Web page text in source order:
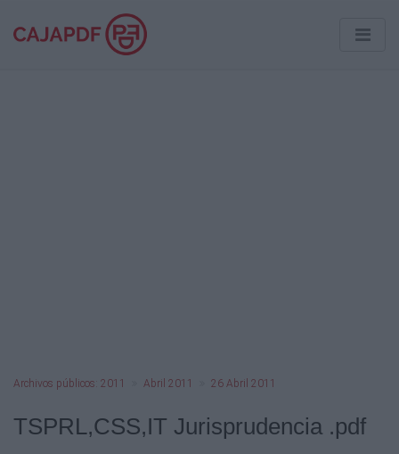
Archivos públicos: 2011 Abril 2011 26 Abril 2011
TSPRL,CSS,IT Jurisprudencia .pdf